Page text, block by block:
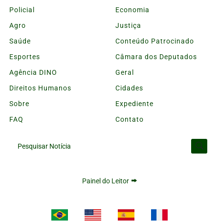
Policial
Economia
Agro
Justiça
Saúde
Conteúdo Patrocinado
Esportes
Câmara dos Deputados
Agência DINO
Geral
Direitos Humanos
Cidades
Sobre
Expediente
FAQ
Contato
Pesquisar Notícia
Painel do Leitor
de navegação. Ao continuar o acesso, entendemos que